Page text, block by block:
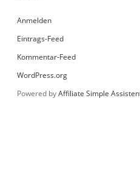
Anmelden
Eintrags-Feed
Kommentar-Feed
WordPress.org
Powered byAffiliate Simple